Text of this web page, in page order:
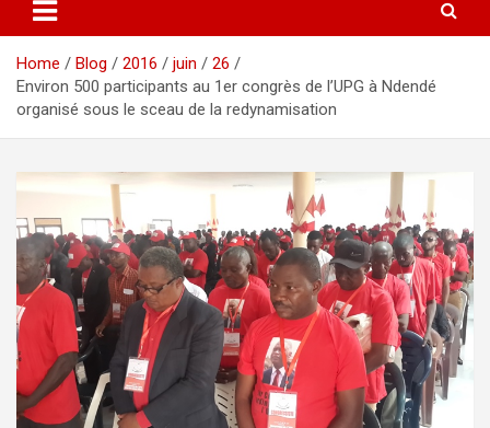
Home Blog 2016 juin
26
Environ 500 participants au 1er congrès de l’UPG à Ndendé
organisé sous le sceau de la redynamisation